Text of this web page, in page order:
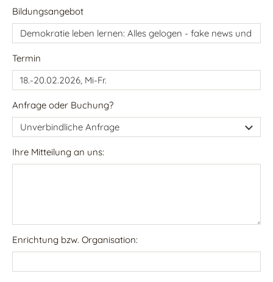
Bildungsangebot
Termin
Anfrage oder Buchung?
Ihre Mitteilung an uns:
Enrichtung bzw. Organisation: